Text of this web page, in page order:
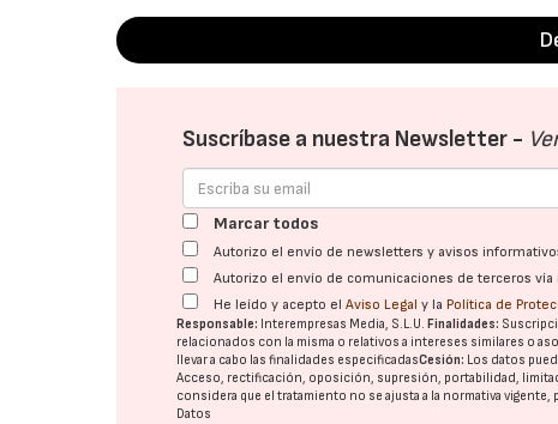
Suscríbase a nuestra Newsletter -
Marcar todos
Autorizo el envío de newsletters y avisos
Autorizo el envío de comunicaciones de terceros
He leído y acepto elAviso Legal y la Política de
Responsable: Interempresas Media, S.L.U. Finalidades:
relacionados con la misma o relativos a intereses similares o
llevar a cabo las finalidades especificadasCesión: Los datos
Acceso, rectificación, oposición, supresión, portabilidad,
considera que el tratamiento no se ajusta a la normativa
Datos